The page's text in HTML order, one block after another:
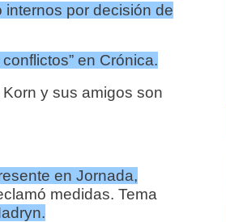
por decisión de
en Crónica.
Korn y sus amigos son
en Jornada,
medidas. Tema